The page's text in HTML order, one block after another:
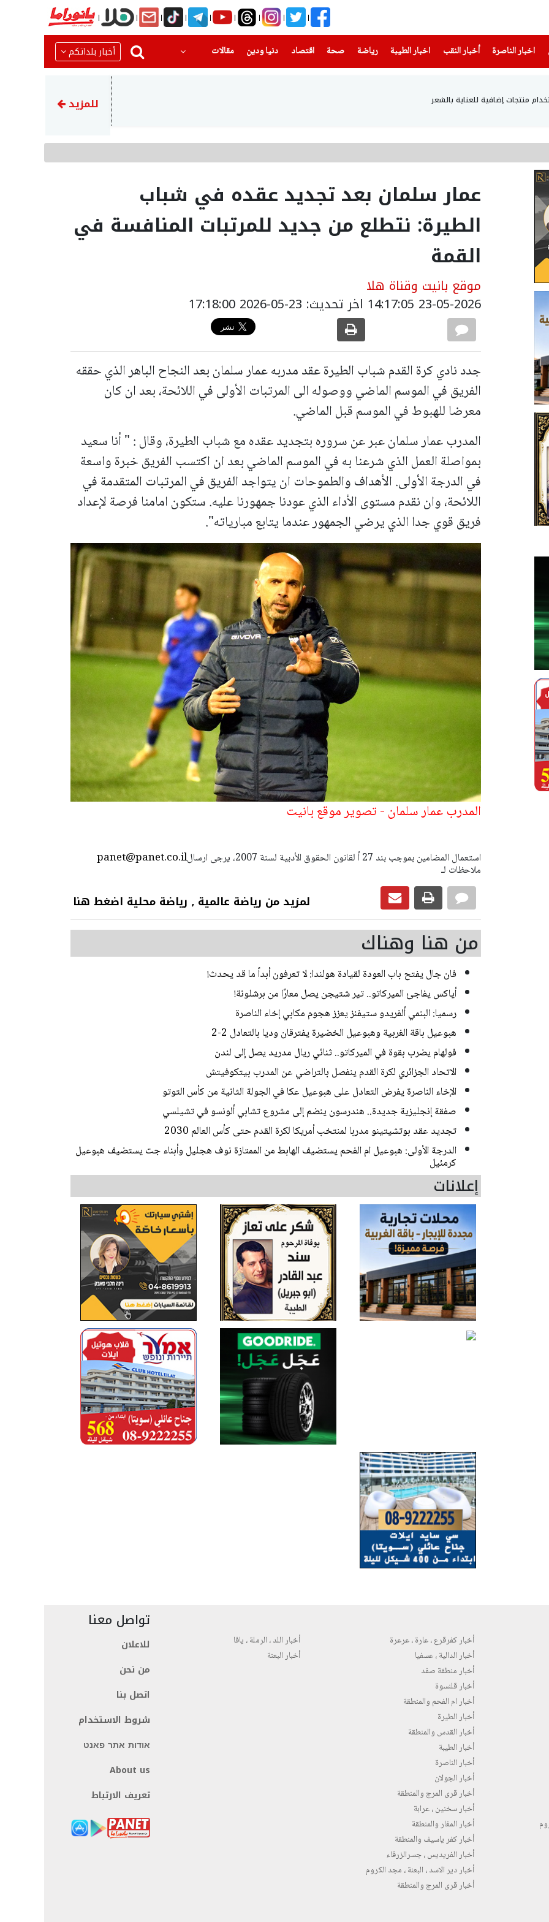
اخبار الناصرة
(current) أخبار النقب اخبار الطيبة(current) رياضة
(current) صحة(current) اقتصاد دنيا ودين
(current) مقالات أخبار بلداتكم
منتجات إضافية للعناية بالشعر وزارة الصحة تحذّر الجمهور من
للمزيد
عمار سلمان بعد تجديد عقده في شباب
الطيرة: نتطلع من جديد للمرتبات المنافسة في
القمة
موقع بانيت وقناة هلا
23-05-2026 14:17:05 اخر تحديث: 23-05-2026 17:18:00
جدد نادي كرة القدم شباب الطيرة عقد مدربه عمار سلمان بعد النجاح الباهر الذي حققه
الفريق في الموسم الماضي ووصوله الى المرتبات الأولى في اللائحة، بعد ان كان
معرضا للهبوط في الموسم قبل الماضي.
المدرب عمار سلمان عبر عن سروره بتجديد عقده مع شباب الطيرة، وقال : " أنا سعيد
بمواصلة العمل الذي شرعنا به في الموسم الماضي بعد ان اكتسب الفريق خبرة واسعة
في الدرجة الأولى. الأهداف والطموحات ان يتواجد الفريق في المرتبات المتقدمة في
اللائحة، وان نقدم مستوى الأداء الذي عودنا جمهورنا عليه. ستكون امامنا فرصة لإعداد
فريق قوي جدا الذي يرضي الجمهور عندما يتابع مبارياته".
المدرب عمار سلمان - تصوير موقع بانيت
panet@panet.co.ilاستعمال المضامين بموجب بند 27 أ لقانون الحقوق الأدبية لسنة 2007، يرجى ارسال
ملاحظات لـ
لمزيد من رياضة عالمية ٫ رياضة محلية اضغط هنا
من هنا وهناك
فان جال يفتح باب العودة لقيادة هولندا: لا تعرفون أبداً ما قد يحدث!
أياكس يفاجئ الميركاتو.. تير شتيجن يصل معارًا من برشلونة!
رسميا: البنمي ألفريدو ستيفنز يعزز هجوم مكابي إخاء الناصرة
هبوعيل باقة الغربية وهبوعيل الخضيرة يفترقان وديا بالتعادل 2-2
فولهام يضرب بقوة في الميركاتو.. ثنائي ريال مدريد يصل إلى لندن
الاتحاد الجزائري لكرة القدم ينفصل بالتراضي عن المدرب بيتكوفيتش
الإخاء الناصرة يفرض التعادل على هبوعيل عكا في الجولة الثانية من كأس التوتو
صفقة إنجليزية جديدة.. هندرسون ينضم إلى مشروع تشابي ألونسو في تشيلسي
تجديد عقد بوتشيتينو مدربا لمنتخب أمريكا لكرة القدم حتى كأس العالم 2030
الدرجة الأولى: هبوعيل ام الفحم يستضيف الهابط من الممتازة نوف هجليل وأبناء جت يستضيف هبوعيل
كرمئيل
إعلانات
أخبار كفرقرع ، عارة ، عرعرة
أخبار الدالية ، عسفيا
أخبار منطقة صفد
أخبار قلنسوة
أخبار ام الفحم والمنطقة
أخبار الطيرة
أخبار القدس والمنطقة
أخبار الطيبة
أخبار الناصرة
أخبار الجولان
أخبار قرى المرج والمنطقة
أخبار سخنين ، عرابة
أخبار المغار والمنطقة
أخبار كفر ياسيف والمنطقة
أخبار الفريديس ، جسرالزرقاء
أخبار دير الاسد ، البعنة ، مجد الكروم
أخبار قرى المرج والمنطقة
أخبار اللد ، الرملة ، يافا
أخبار البعنة
تواصل معنا
للاعلان
من نحن
اتصل بنا
شروط الاستخدام
אודות אתר פאנט
About us
تعريف الارتباط